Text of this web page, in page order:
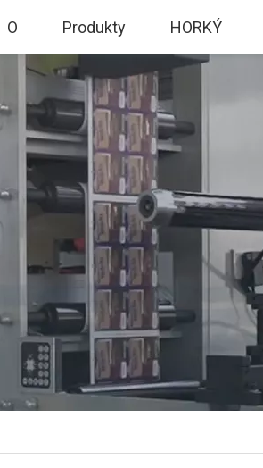
O Produkty HORKÝ